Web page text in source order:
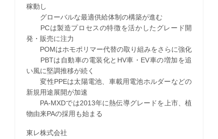
稼動し
グローバルな最適供給体制の構築が進む
PCは製造プロセスの特徴を活かしたグレード開
発・販売に注力
POMはホモポリマー代替の取り組みをさらに強化
PBTは自動車の電装化とHV車・EV車の増加を追
い風に堅調推移が続く
変性PPEは太陽電池、車載用電池ホルダーなどの
新規用途展開が加速
PA-MXDでは2013年に熱伝導グレードを上市、植
物由来PAの採用も始まる
東レ株式会社